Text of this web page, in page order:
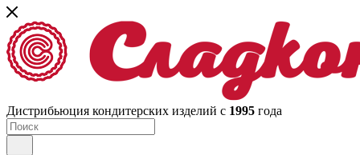
Дистрибьюция кондитерских изделий с 1995 года